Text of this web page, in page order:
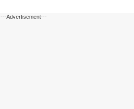
---Advertisement---